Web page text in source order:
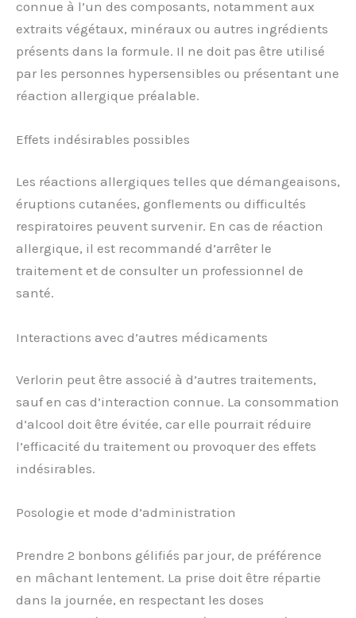
connue à l’un des composants, notamment aux
extraits végétaux, minéraux ou autres ingrédients
présents dans la formule. Il ne doit pas être utilisé
par les personnes hypersensibles ou présentant une
réaction allergique préalable.
Effets indésirables possibles
Les réactions allergiques telles que démangeaisons,
éruptions cutanées, gonflements ou difficultés
respiratoires peuvent survenir. En cas de réaction
allergique, il est recommandé d’arrêter le
traitement et de consulter un professionnel de
santé.
Interactions avec d’autres médicaments
Verlorin peut être associé à d’autres traitements,
sauf en cas d’interaction connue. La consommation
d’alcool doit être évitée, car elle pourrait réduire
l’efficacité du traitement ou provoquer des effets
indésirables.
Posologie et mode d’administration
Prendre 2 bonbons gélifiés par jour, de préférence
en mâchant lentement. La prise doit être répartie
dans la journée, en respectant les doses